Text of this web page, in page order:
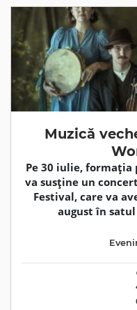
Muzică
Pe 30 iulie, formația
va susține un
Festival, care va
august în